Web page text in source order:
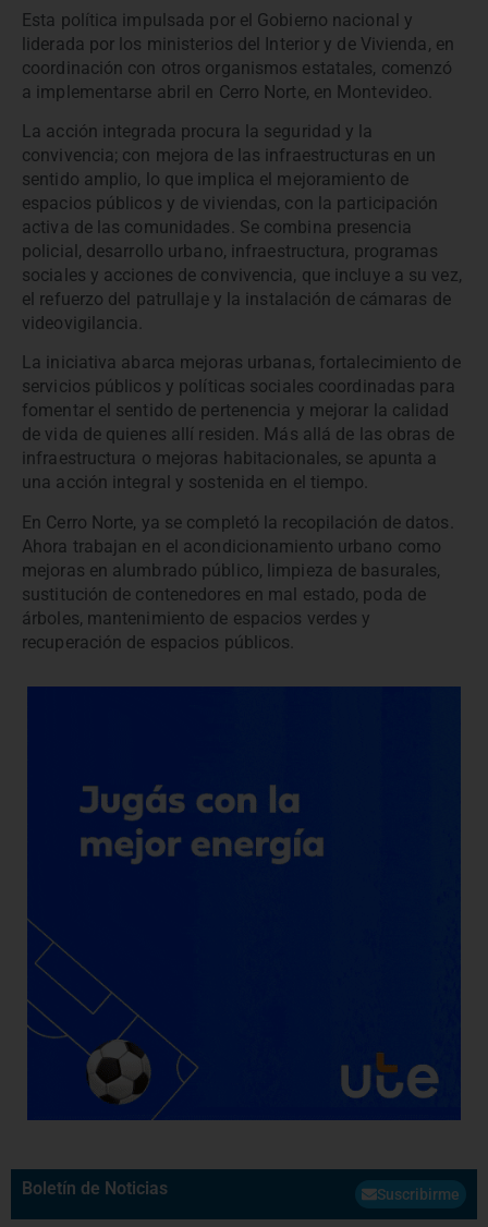
Esta política impulsada por el Gobierno nacional y
liderada por los ministerios del Interior y de Vivienda, en
coordinación con otros organismos estatales, comenzó
a implementarse abril en Cerro Norte, en Montevideo.
La acción integrada procura la seguridad y la
convivencia; con mejora de las infraestructuras en un
sentido amplio, lo que implica el mejoramiento de
espacios públicos y de viviendas, con la participación
activa de las comunidades. Se combina presencia
policial, desarrollo urbano, infraestructura, programas
sociales y acciones de convivencia, que incluye a su vez,
el refuerzo del patrullaje y la instalación de cámaras de
videovigilancia.
La iniciativa abarca mejoras urbanas, fortalecimiento de
servicios públicos y políticas sociales coordinadas para
fomentar el sentido de pertenencia y mejorar la calidad
de vida de quienes allí residen. Más allá de las obras de
infraestructura o mejoras habitacionales, se apunta a
una acción integral y sostenida en el tiempo.
En Cerro Norte, ya se completó la recopilación de datos.
Ahora trabajan en el acondicionamiento urbano como
mejoras en alumbrado público, limpieza de basurales,
sustitución de contenedores en mal estado, poda de
árboles, mantenimiento de espacios verdes y
recuperación de espacios públicos.
Boletín de Noticias Suscribirme